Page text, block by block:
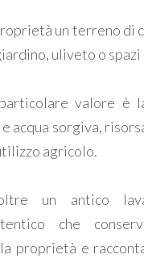
un terreno di
uliveto o spazi
valore è
acqua sorgiva,
agricolo.
un antico
che
proprietà e